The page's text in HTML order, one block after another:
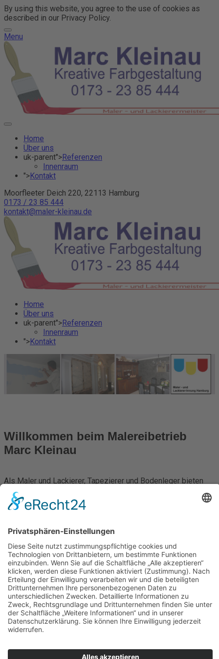
By using this website, you agree to the use of cookies as
described in our Privacy Policy.
Menu
Home
Über uns
uk-parent">Referenzen
Innenraum
">Kontakt
Moorfleeter Deich 220, 22113 Hamburg
0173 / 23 85 444
kontakt@maler-kleinau.de
Home
Über uns
uk-parent">Referenzen
Innenraum
">Kontakt
Willkommen beim Malereibetrieb
Marc Kleinau
Als Maler und Lackierer, Tapezierer und Bodenleger bieten
wir Ihnen umfangreiche Dienstleistungen rund um Ihr Zuhause
an.
unserer Kompetenz zur Seite.
Als erfahrener Meisterbetrieb setzen wir Ihre Arbeiten zu
fairen Konditionen zuverlässig und termintreu um.
Ob im Außen- oder Innenbereich,sind wir Ihr verlässlicher
Partner!
Auf den folgenden Seiten finden Sie nähere Informationen zu
unserem Betrieb und unserem Angebot.
Wir würden uns freuen, wenn wir auch Ihrem Gebäude bald